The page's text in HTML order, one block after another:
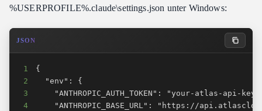
%USERPROFILE%.claude\settings.json unter Windows:
JSON
1
2
3
4